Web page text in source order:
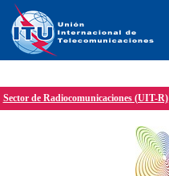
Sector de Radiocomunicaciones (UIT-R)